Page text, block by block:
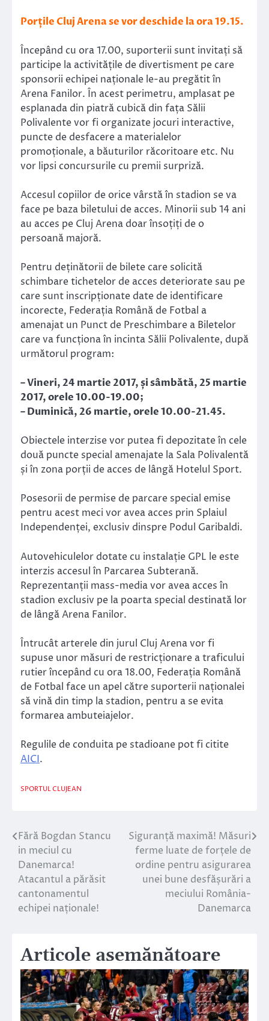
Porțile Cluj Arena se vor deschide la ora 19.15.
Începând cu ora 17.00, suporterii sunt invitați să
participe la activitățile de divertisment pe care
sponsorii echipei naționale le-au pregătit în
Arena Fanilor. În acest perimetru, amplasat pe
esplanada din piatră cubică din fața Sălii
Polivalente vor fi organizate jocuri interactive,
puncte de desfacere a materialelor
promoționale, a băuturilor răcoritoare etc. Nu
vor lipsi concursurile cu premii surpriză.
Accesul copiilor de orice vârstă în stadion se va
face pe baza biletului de acces. Minorii sub 14 ani
au acces pe Cluj Arena doar însoțiți de o
persoană majoră.
Pentru deținătorii de bilete care solicită
schimbare tichetelor de acces deteriorate sau pe
care sunt inscripționate date de identificare
incorecte, Federația Română de Fotbal a
amenajat un Punct de Preschimbare a Biletelor
care va funcționa în incinta Sălii Polivalente, după
următorul program:
– Vineri, 24 martie 2017, și sâmbătă, 25 martie
2017, orele 10.00-19.00;
– Duminică, 26 martie, orele 10.00-21.45.
Obiectele interzise vor putea fi depozitate în cele
două puncte special amenajate la Sala Polivalentă
și în zona porții de acces de lângă Hotelul Sport.
Posesorii de permise de parcare special emise
pentru acest meci vor avea acces prin Splaiul
Independenței, exclusiv dinspre Podul Garibaldi.
Autovehiculelor dotate cu instalație GPL le este
interzis accesul în Parcarea Subterană.
Reprezentanții mass-media vor avea acces în
stadion exclusiv pe la poarta special destinată lor
de lângă Arena Fanilor.
Întrucât arterele din jurul Cluj Arena vor fi
supuse unor măsuri de restricționare a traficului
rutier începând cu ora 18.00, Federația Română
de Fotbal face un apel către suporterii naționalei
să vină din timp la stadion, pentru a se evita
formarea ambuteiajelor.
Regulile de conduita pe stadioane pot fi citite
AICI.
SPORTUL CLUJEAN
Navigare
în
articole
Fără Bogdan Stancu
in meciul cu
Danemarca!
Atacantul a părăsit
cantonamentul
echipei naționale!
Siguranță maximă! Măsuri
ferme luate de forțele de
ordine pentru asigurarea
unei bune desfășurări a
meciului România-
Danemarca
Articole asemănătoare